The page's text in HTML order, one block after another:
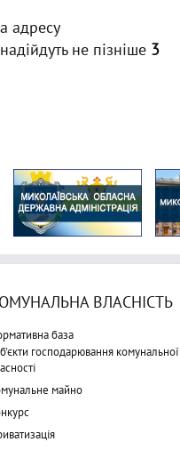
адресу
не пізніше 3
ВЛАСНІСТЬ
база
господарювання комунальної
майно